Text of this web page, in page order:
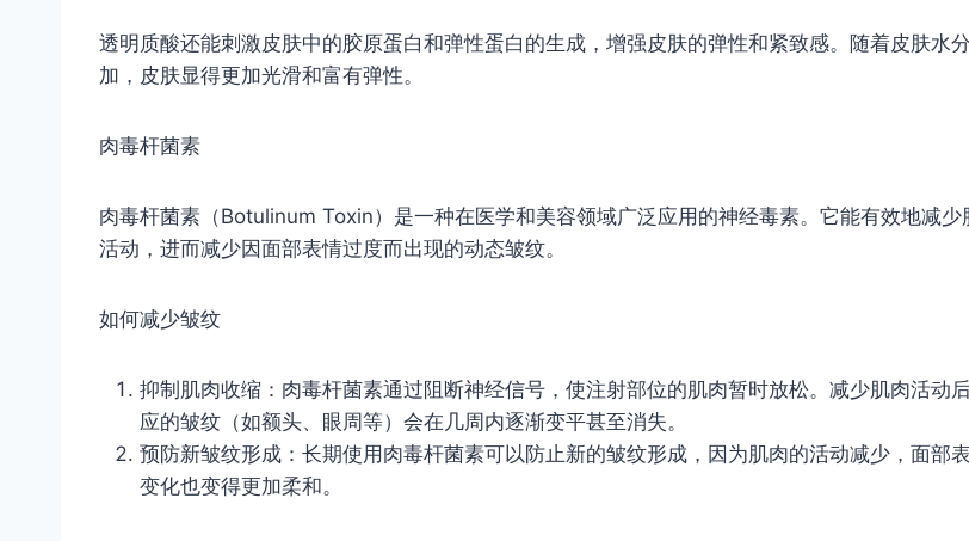
透明质酸还能刺激皮肤中的胶原蛋白和弹性蛋白的生成，增强皮肤的弹性和紧致感。随着皮肤水
加，皮肤显得更加光滑和富有弹性。
肉毒杆菌素
肉毒杆菌素（Botulinum Toxin）是一种在医学和美容领域广泛应用的神经毒素。它能有效地减少
活动，进而减少因面部表情过度而出现的动态皱纹。
如何减少皱纹
抑制肌肉收缩：肉毒杆菌素通过阻断神经信号，使注射部位的肌肉暂时放松。减少肌肉活动
应的皱纹（如额头、眼周等）会在几周内逐渐变平甚至消失。
预防新皱纹形成：长期使用肉毒杆菌素可以防止新的皱纹形成，因为肌肉的活动减少，面部
变化也变得更加柔和。